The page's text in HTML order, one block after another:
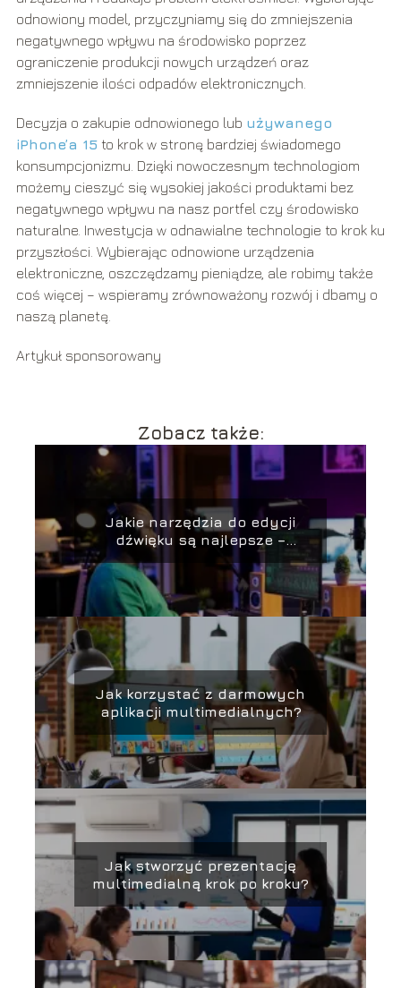
odnowiony model, przyczyniamy się do zmniejszenia
negatywnego wpływu na środowisko poprzez
ograniczenie produkcji nowych urządzeń oraz
zmniejszenie ilości odpadów elektronicznych.
Decyzja o zakupie odnowionego lub używanego
iPhone’a 15to krok w stronę bardziej świadomego
konsumpcjonizmu. Dzięki nowoczesnym technologiom
możemy cieszyć się wysokiej jakości produktami bez
negatywnego wpływu na nasz portfel czy środowisko
naturalne. Inwestycja w odnawialne technologie to krok ku
przyszłości. Wybierając odnowione urządzenia
elektroniczne, oszczędzamy pieniądze, ale robimy także
coś więcej – wspieramy zrównoważony rozwój i dbamy o
naszą planetę.
Artykuł sponsorowany
Zobacz także:
Jakie narzędzia do edycji
dźwięku są najlepsze –
przegląd
Jak korzystać z darmowych
aplikacji multimedialnych?
Jak stworzyć prezentację
multimedialną krok po kroku?